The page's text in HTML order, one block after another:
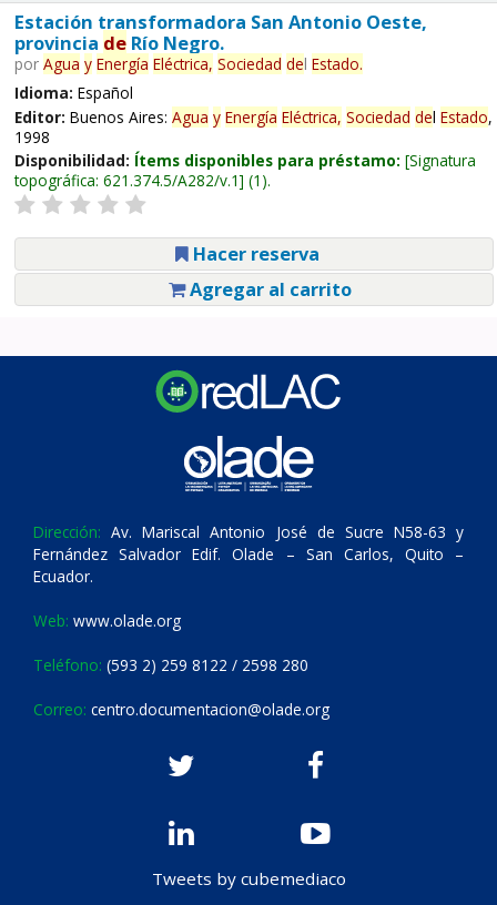
Estación transformadora San Antonio Oeste,
provincia deRío Negro.
por Agua y Energía Eléctrica, Sociedad del Estado.
Idioma: Español
Editor: Buenos Aires: Agua y Energía Eléctrica, Sociedad del Estado,
1998
Disponibilidad: Ítems disponibles para préstamo: Signatura
topográfica: 621.374.5/A282/v.1 (1).
Hacer reserva
Agregar al carrito
Dirección: Av. Mariscal Antonio José de Sucre N58-63 y
Fernández Salvador Edif. Olade – San Carlos, Quito –
Ecuador.
Web: www.olade.org
Teléfono: (593 2) 259 8122 / 2598 280
Correo: centro.documentacion@olade.org
Tweets by cubemediaco